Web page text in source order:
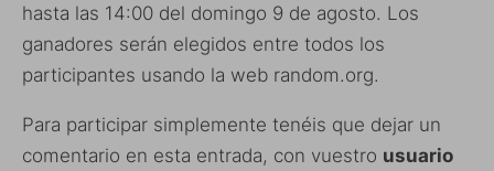
hasta las 14:00 del domingo 9 de agosto. Los
ganadores serán elegidos entre todos los
participantes usando la web random.org.
Para participar simplemente tenéis que dejar un
comentario en esta entrada, con vuestro usuario